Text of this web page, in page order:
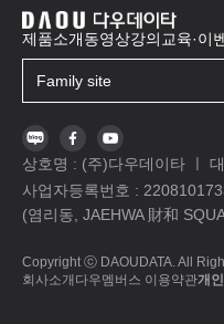
제품소개동영상강의 교육·이
Family site
상호명 : (주)다우데이타 ㅣ
사업자등록번호 :
(염리동, JAEHWA 財和
Copyright ⓒ DAOUDATA. All
회사소개 다우멤버스 이용약관개